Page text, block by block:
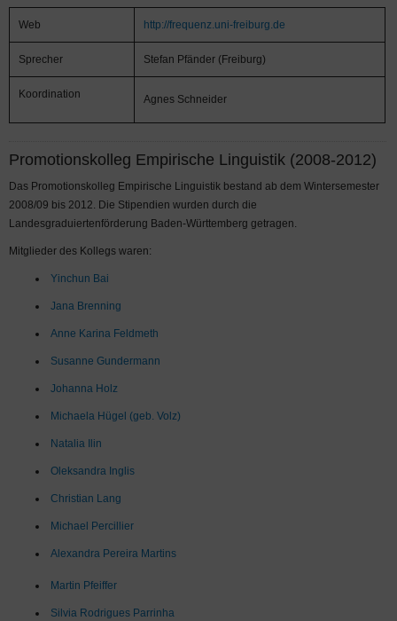
Web http://frequenz.uni-freiburg.de
Sprecher Stefan Pfänder (Freiburg)
Koordination Agnes Schneider
Promotionskolleg Empirische Linguistik (2008-2012)
Das Promotionskolleg Empirische Linguistik bestand ab dem Wintersemester
2008/09 bis 2012. Die Stipendien wurden durch die
Landesgraduiertenförderung Baden-Württemberg getragen.
Mitglieder des Kollegs waren:
Yinchun Bai
Jana Brenning
Anne Karina Feldmeth
Susanne Gundermann
Johanna Holz
Michaela Hügel (geb. Volz)
Natalia Ilin
Oleksandra Inglis
Christian Lang
Michael Percillier
Alexandra Pereira Martins
Martin Pfeiffer
Silvia Rodrigues Parrinha